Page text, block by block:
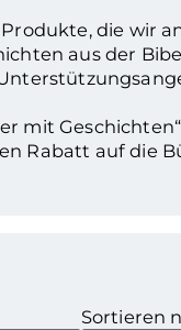
die wir
aus der
mit
Rabatt auf die
Sortieren